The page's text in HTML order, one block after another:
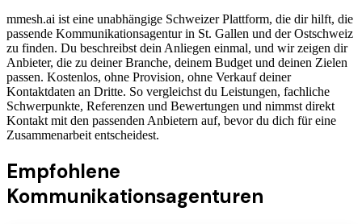
mmesh.ai ist eine unabhängige Schweizer Plattform, die dir hilft, die
passende Kommunikationsagentur in St. Gallen und der Ostschweiz
zu finden. Du beschreibst dein Anliegen einmal, und wir zeigen dir
Anbieter, die zu deiner Branche, deinem Budget und deinen Zielen
passen. Kostenlos, ohne Provision, ohne Verkauf deiner
Kontaktdaten an Dritte. So vergleichst du Leistungen, fachliche
Schwerpunkte, Referenzen und Bewertungen und nimmst direkt
Kontakt mit den passenden Anbietern auf, bevor du dich für eine
Zusammenarbeit entscheidest.
Empfohlene
Kommunikationsagenturen